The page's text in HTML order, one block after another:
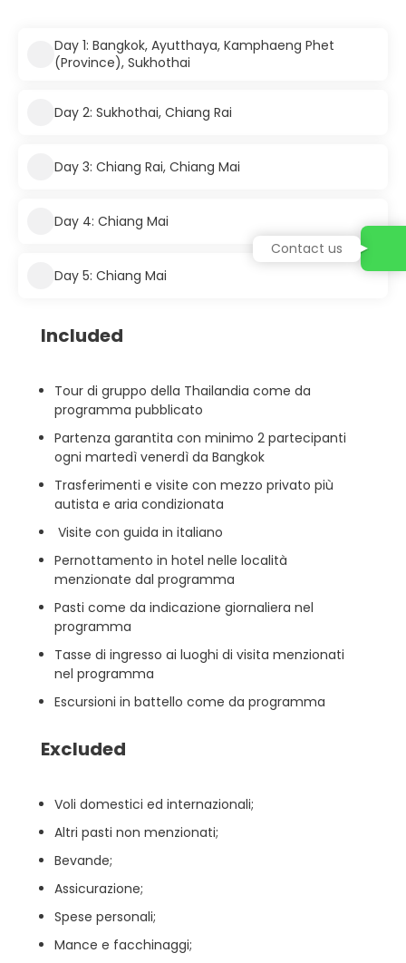
Day 1: Bangkok, Ayutthaya, Kamphaeng Phet
(Province), Sukhothai
Day 2: Sukhothai, Chiang Rai
Day 3: Chiang Rai, Chiang Mai
Day 4: Chiang Mai
Day 5: Chiang Mai
Included
Tour di gruppo della Thailandia come da
programma pubblicato
Partenza garantita con minimo 2 partecipanti
ogni martedì venerdì da Bangkok
Trasferimenti e visite con mezzo privato più
autista e aria condizionata
Visite con guida in italiano
Pernottamento in hotel nelle località
menzionate dal programma
Pasti come da indicazione giornaliera nel
programma
Tasse di ingresso ai luoghi di visita menzionati
nel programma
Escursioni in battello come da programma
Excluded
Voli domestici ed internazionali;
Altri pasti non menzionati;
Bevande;
Assicurazione;
Spese personali;
Mance e facchinaggi;
Contact us